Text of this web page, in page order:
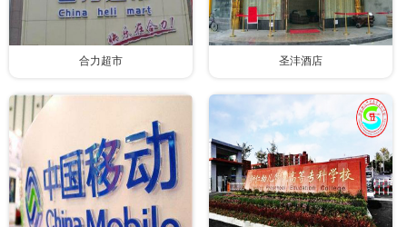
合力超市 圣沣酒店